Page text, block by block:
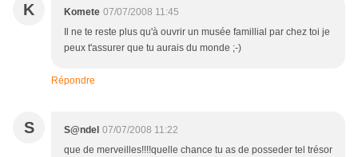
K Komete 07/07/2008 11:45
Il ne te reste plus qu'à ouvrir un musée famillial par chez toi je
peux t'assurer que tu aurais du monde ;-)
Répondre
S S@ndel 07/07/2008 11:22
que de merveilles!!!!quelle chance tu as de posseder tel trésor